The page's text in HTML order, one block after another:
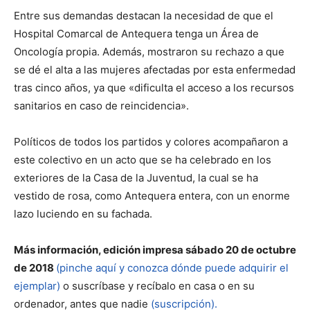
Entre sus demandas destacan la necesidad de que el
Hospital Comarcal de Antequera tenga un Área de
Oncología propia. Además, mostraron su rechazo a que
se dé el alta a las mujeres afectadas por esta enfermedad
tras cinco años, ya que «dificulta el acceso a los recursos
sanitarios en caso de reincidencia».
Políticos de todos los partidos y colores acompañaron a
este colectivo en un acto que se ha celebrado en los
exteriores de la Casa de la Juventud, la cual se ha
vestido de rosa, como Antequera entera, con un enorme
lazo luciendo en su fachada.
Más información, edición impresa sábado 20 de octubre
de 2018 (pinche aquí y conozca dónde puede adquirir el
ejemplar) o suscríbase y recíbalo en casa o en su
ordenador, antes que nadie (suscripción).